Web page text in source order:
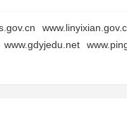
www.gdyjedu.net